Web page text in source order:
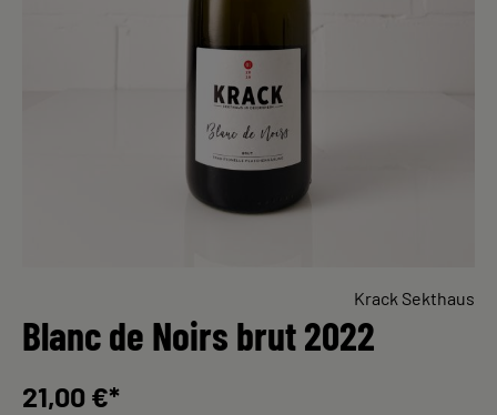
Krack Sekthaus
Blanc de Noirs brut 2022
21,00 €*